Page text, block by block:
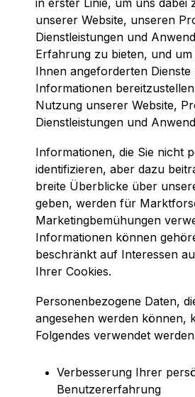
in erster Linie, um uns dabei
unserer Website, unseren
Dienstleistungen und
Erfahrung zu bieten, und
Ihnen angeforderten
Informationen
Nutzung unserer Website,
Dienstleistungen und
Informationen, die Sie nicht
identifizieren, aber dazu
breite Überblicke über
geben, werden für
Marketingbemühungen
Informationen können
beschränkt auf Interessen
Ihrer Cookies.
Personenbezogene Daten,
angesehen werden können,
Folgendes verwendet
Verbesserung Ihrer
Benutzererfahrung